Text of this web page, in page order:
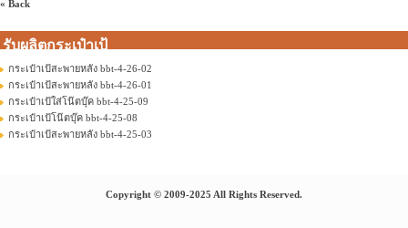
« Back
รับผลิตกระเป๋าเป้
กระเป๋าเป้สะพายหลัง bbt-4-26-02
กระเป๋าเป้สะพายหลัง bbt-4-26-01
กระเป๋าเป้ใส่โน๊ตบุ๊ค bbt-4-25-09
กระเป๋าเป้โน๊ตบุ๊ค bbt-4-25-08
กระเป๋าเป้สะพายหลัง bbt-4-25-03
Copyright © 2009-2025 All Rights Reserved.